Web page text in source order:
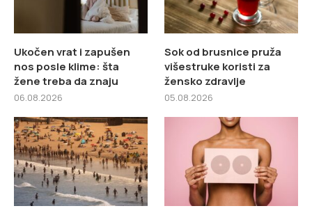
Ukočen vrat i zapušen
nos posle klime: šta
žene treba da znaju
06.08.2026
Sok od brusnice pruža
višestruke koristi za
žensko zdravlje
05.08.2026